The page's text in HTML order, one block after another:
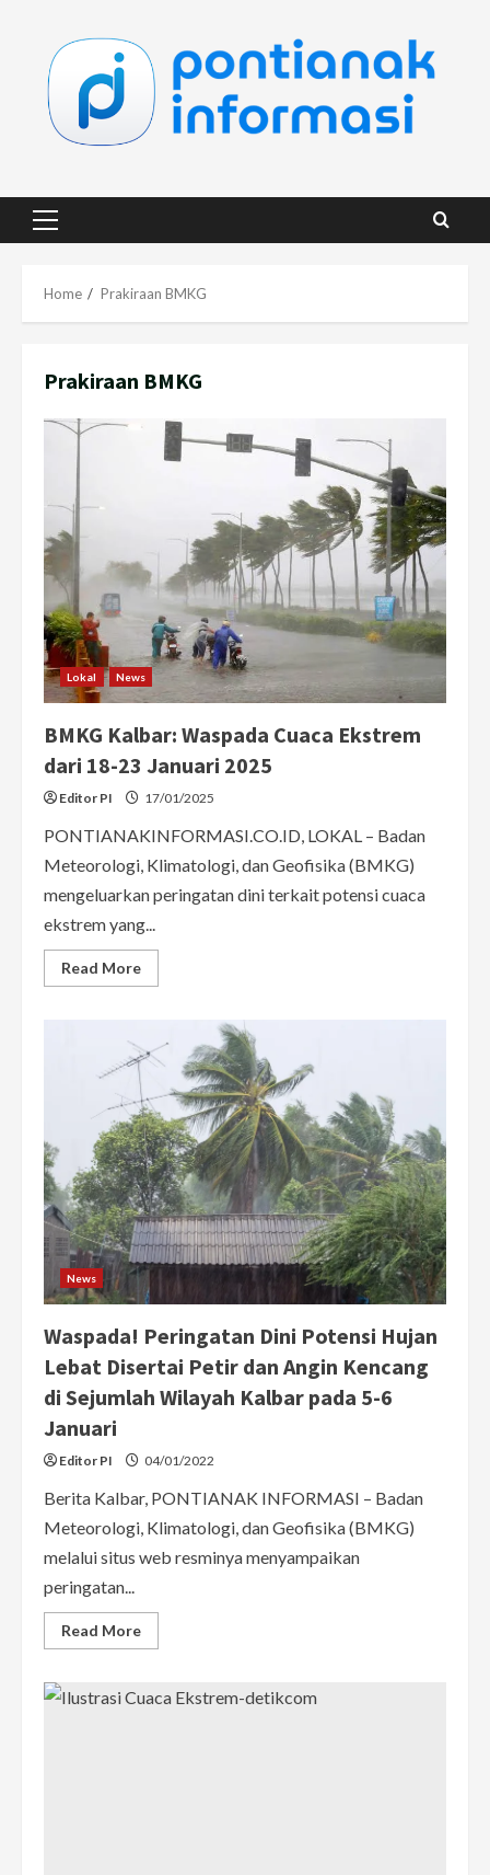
content
Primary
Home Prakiraan BMKG
Prakiraan BMKG
Lokal News
BMKG Kalbar: Waspada Cuaca Ekstrem
dari 18-23 Januari 2025
Editor PI 17/01/2025
PONTIANAKINFORMASI.CO.ID, LOKAL – Badan
Meteorologi, Klimatologi, dan Geofisika (BMKG)
mengeluarkan peringatan dini terkait potensi cuaca
ekstrem yang...
Read MoreRead
more
Waspada
Cuaca
Ekstrem
dari
18-
23
Januari
2025
News
Waspada! Peringatan Dini Potensi Hujan
Lebat Disertai Petir dan Angin Kencang
di Sejumlah Wilayah Kalbar pada 5-6
Januari
Editor PI 04/01/2022
Berita Kalbar, PONTIANAK INFORMASI – Badan
Meteorologi, Klimatologi, dan Geofisika (BMKG)
melalui situs web resminya menyampaikan
peringatan...
Read MoreRead
more
Peringatan
Dini